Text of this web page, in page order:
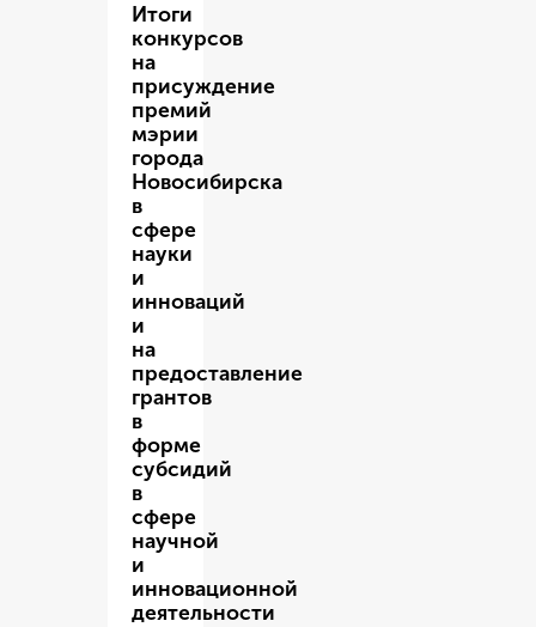
Итоги
конкурсов
на
присуждение
премий
мэрии
города
Новосибирска
в
сфере
науки
и
инноваций
и
на
предоставление
грантов
в
форме
субсидий
в
сфере
научной
и
инновационной
деятельности